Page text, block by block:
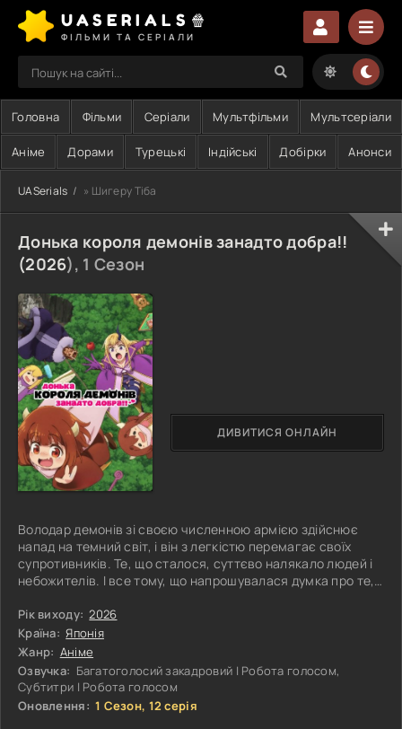
UASERIALS🍿
ФІЛЬМИ ТА СЕРІАЛИ
Головна Фільми Серіали Мультфільми Мультсеріали
Аніме Дорами Турецькі Індійські Добірки Анонси
UASerials » Шигеру Тіба
Донька короля демонів занадто добра!!
(2026), 1 Сезон
Володар демонів зі своєю численною армією здійснює
напад на темний світ, і він з легкістю перемагає своїх
супротивників. Те, що сталося, суттєво налякало людей і
небожителів. І все тому, що напрошувалася думка про те,
були перебільшеними. Несподівано для своєї помічниці
володар відмовився від завоювання світу. Причина
полягає в тому, що його дочка занадто добра. Почувши ці
слова, войовнича Дзяхі заспокоює свого правителя,
пояснюючи, що з
Рік виходу: 2026
Країна: Японія
Жанр: Аніме
Озвучка: Багатоголосий закадровий | Робота голосом,
Субтитри | Робота голосом
Оновлення: 1 Сезон, 12 серія
ДИВИТИСЯ ОНЛАЙН